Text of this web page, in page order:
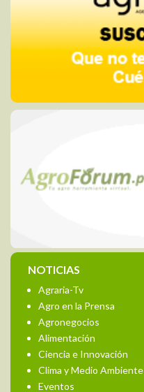
NOTICIAS
Agraria-Tv
Agro en la Prensa
Agronegocios
Alimentación
Ciencia e Innovación
Clima y Medio Ambiente
Eventos